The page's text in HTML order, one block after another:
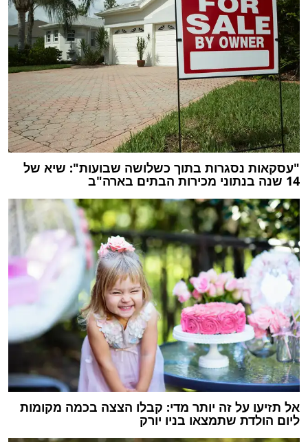
"עסקאות נסגרות בתוך כשלושה שבועות": שיא של
14 שנה בנתוני מכירות הבתים בארה"ב
אל תזיעו על זה יותר מדי: קבלו הצצה בכמה מקומות
ליום הולדת שתמצאו בניו יורק